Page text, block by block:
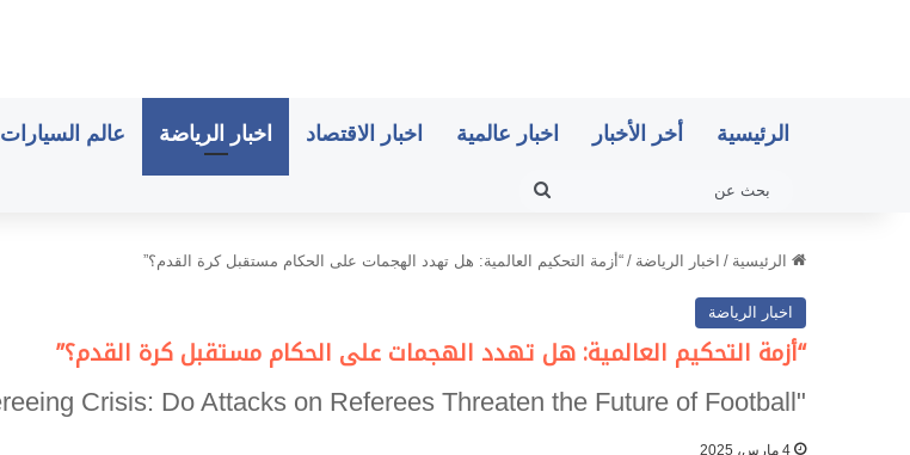
الرئيسية أخر الأخبار اخبار عالمية اخبار الاقتصاد اخبار الرياضة عالم السيارات
الرئيسية / اخبار الرياضة / “أزمة التحكيم العالمية: هل تهدد الهجمات على الحكام مستقبل كرة القدم؟”
اخبار الرياضة
“أزمة التحكيم العالمية: هل تهدد الهجمات على الحكام مستقبل كرة القدم؟”
"The Global Refereeing Crisis: Do Attacks on Referees Threaten the Future of Football?"
4 مارس، 2025